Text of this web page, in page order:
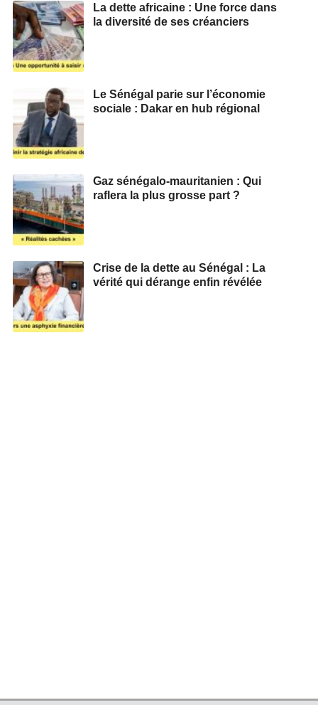
La dette africaine : Une force dans
la diversité de ses créanciers
Le Sénégal parie sur l’économie
sociale : Dakar en hub régional
Gaz sénégalo-mauritanien : Qui
raflera la plus grosse part ?
Crise de la dette au Sénégal : La
vérité qui dérange enfin révélée